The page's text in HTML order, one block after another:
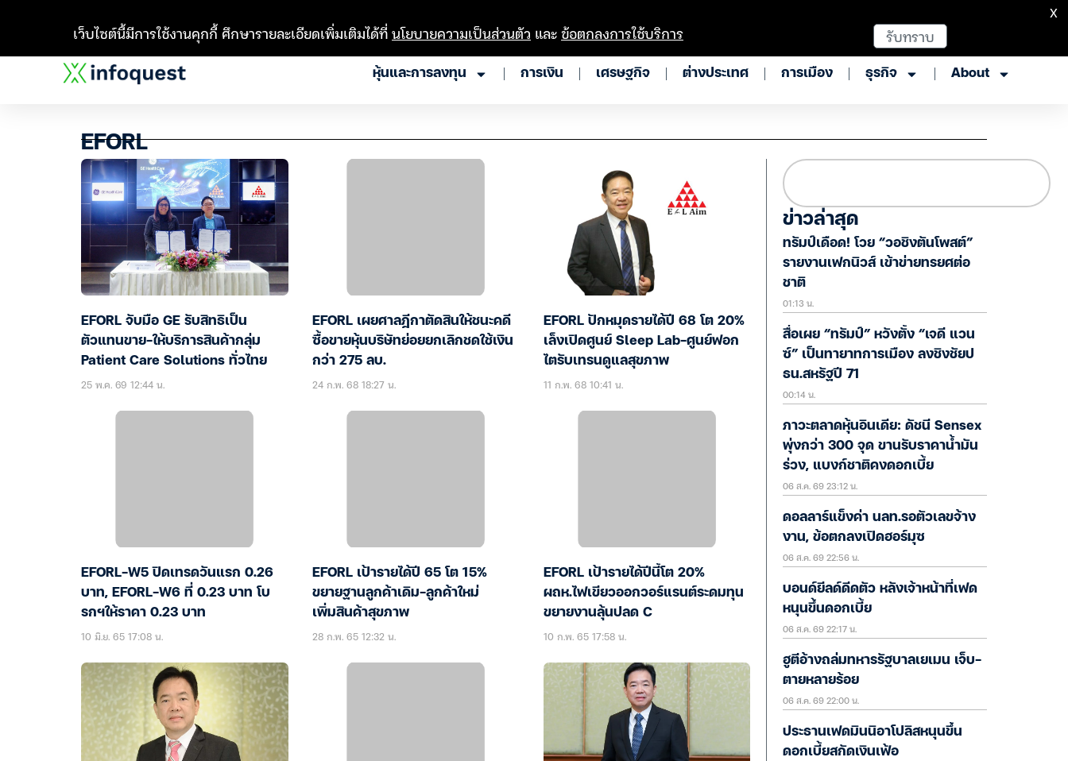
หุ้นและการลงทุน การเงิน เศรษฐกิจ ต่างประเทศ การเมือง ธุรกิจ About
EFORL
EFORL จับมือ GE รับสิทธิเป็น
ตัวแทนขาย-ให้บริการสินค้ากลุ่ม
Patient Care Solutions ทั่วไทย
25 พ.ค. 69 12:44 น.
EFORL เผยศาลฎีกาตัดสินให้ชนะคดี
ซื้อขายหุ้นบริษัทย่อยยกเลิกชดใช้เงิน
กว่า 275 ลบ.
24 ก.พ. 68 18:27 น.
EFORL ปักหมุดรายได้ปี 68 โต 20%
เล็งเปิดศูนย์ Sleep Lab-ศูนย์ฟอก
ไตรับเทรนดูแลสุขภาพ
11 ก.พ. 68 10:41 น.
EFORL-W5 ปิดเทรดวันแรก 0.26
บาท, EFORL-W6 ที่ 0.23 บาท โบ
รกฯให้ราคา 0.23 บาท
10 มิ.ย. 65 17:08 น.
EFORL เป้ารายได้ปี 65 โต 15%
ขยายฐานลูกค้าเดิม-ลูกค้าใหม่
เพิ่มสินค้าสุขภาพ
28 ก.พ. 65 12:32 น.
EFORL เป้ารายได้ปีนี้โต 20%
ผถห.ไฟเขียวออกวอร์แรนต์ระดมทุน
ขยายงานลุ้นปลด C
10 ก.พ. 65 17:58 น.
ข่าวล่าสุด
ทรัมป์เดือด! โวย “วอชิงตันโพสต์”
รายงานเฟกนิวส์ เข้าข่ายทรยศต่อ
ชาติ
01:13 น.
สื่อเผย “ทรัมป์” หวังตั้ง “เจดี แวน
ซ์” เป็นทายาทการเมือง ลงชิงชัยป
ธน.สหรัฐปี 71
00:14 น.
ภาวะตลาดหุ้นอินเดีย: ดัชนี Sensex
พุ่งกว่า 300 จุด ขานรับราคาน้ำมัน
ร่วง, แบงก์ชาติคงดอกเบี้ย
06 ส.ค. 69 23:12 น.
ดอลลาร์แข็งค่า นลท.รอตัวเลขจ้าง
งาน, ข้อตกลงเปิดฮอร์มุซ
06 ส.ค. 69 22:56 น.
บอนด์ยีลด์ดีดตัว หลังเจ้าหน้าที่เฟด
หนุนขึ้นดอกเบี้ย
06 ส.ค. 69 22:17 น.
ฮูตีอ้างถล่มทหารรัฐบาลเยเมน เจ็บ-
ตายหลายร้อย
06 ส.ค. 69 22:00 น.
ประธานเฟดมินนิอาโปลิสหนุนขึ้น
ดอกเบี้ยสกัดเงินเฟ้อ
เว็บไซต์นี้มีการใช้งานคุกกี้ ศึกษารายละเอียดเพิ่มเติมได้ที่นโยบายความเป็นส่วนตัว และข้อตกลงการใช้บริการ รับทราบ
X